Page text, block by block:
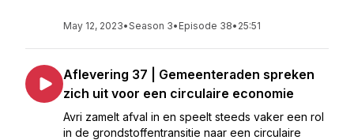
May 12, 2023•Season 3• Episode 38• 25:51
Aflevering 37 | Gemeenteraden spreken
zich uit voor een circulaire economie
Avri zamelt afval in en speelt steeds vaker een rol
in de grondstoffentransitie naar een circulaire